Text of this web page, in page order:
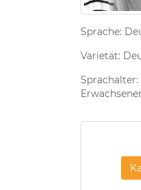
Sprache:
Varietät:
Sprachalter: